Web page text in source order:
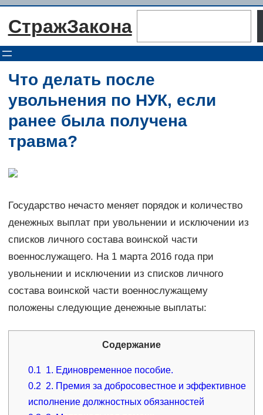
Перейти
СтражЗакона
Что делать после
увольнения по НУК, если
ранее была получена
травма?
Государство нечасто меняет порядок и количество
денежных выплат при увольнении и исключении из
списков личного состава воинской части
военнослужащего. На 1 марта 2016 года при
увольнении и исключении из списков личного
состава воинской части военнослужащему
положены следующие денежные выплаты:
Содержание
0.1 1. Единовременное пособие.
0.2 2. Премия за добросовестное и эффективное
исполнение должностных обязанностей